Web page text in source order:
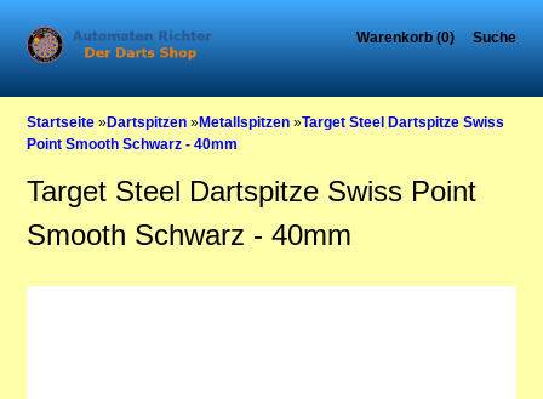
Warenkorb (0) Suche
Startseite »Dartspitzen »Metallspitzen »Target Steel Dartspitze Swiss
Point Smooth Schwarz - 40mm
Target Steel Dartspitze Swiss Point
Smooth Schwarz - 40mm